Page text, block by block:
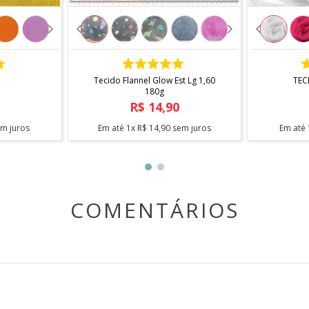
juros
COMPRAR
Tecido Flannel Glow Est Lg 1,60
180g
R$ 14,90
Em até 1x R$ 14,90 sem juros Em até
COMENTÁRIOS